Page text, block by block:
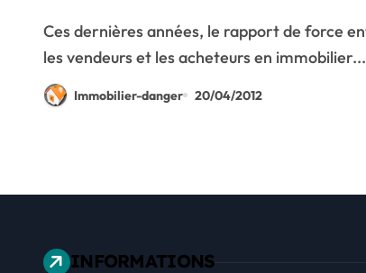
Ces dernières années, le rapport de force entre
les vendeurs et les acheteurs en immobilier...
Immobilier-danger 20/04/2012
INFORMATIONS